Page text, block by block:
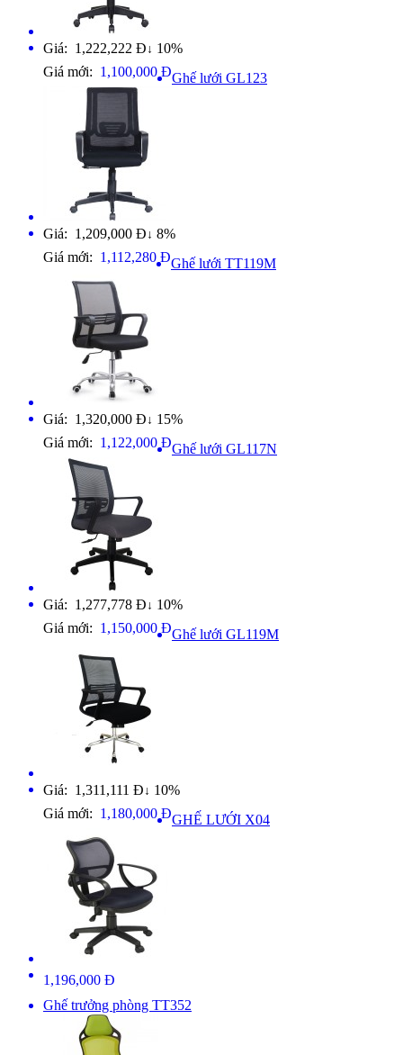
Giá: 1,222,222 Đ ↓ 10%
Giá mới: 1,100,000 ĐGhế lưới GL123
Giá: 1,209,000 Đ ↓ 8%
Giá mới: 1,112,280 ĐGhế lưới TT119M
Giá: 1,320,000 Đ ↓ 15%
Giá mới: 1,122,000 ĐGhế lưới GL117N
Giá: 1,277,778 Đ ↓ 10%
Giá mới: 1,150,000 ĐGhế lưới GL119M
Giá: 1,311,111 Đ ↓ 10%
Giá mới: 1,180,000 ĐGHẾ LƯỚI X04
1,196,000 Đ
Ghế trưởng phòng TT352